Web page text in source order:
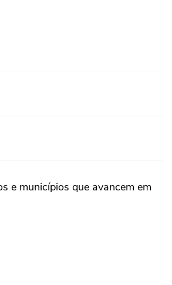
e municípios que avancem em